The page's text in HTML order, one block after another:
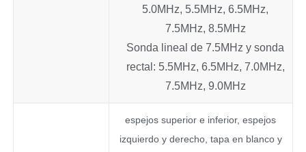
5.0MHz, 5.5MHz, 6.5MHz,
7.5MHz, 8.5MHz
Sonda lineal de 7.5MHz y sonda
rectal: 5.5MHz, 6.5MHz, 7.0MHz,
7.5MHz, 9.0MHz
espejos superior e inferior, espejos
izquierdo y derecho, tapa en blanco y